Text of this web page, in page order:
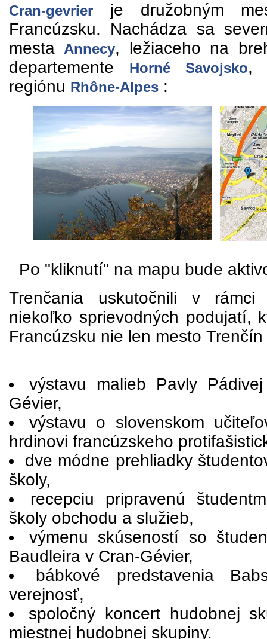
Cran-gevrier je družobným
Francúzsku. Nachádza sa
mesta Annecy, ležiaceho na
departemente
Horné Savojsko,
regiónu Rhône-Alpes :
Po "kliknutí" na mapu bude
Trenčania uskutočnili v rámci
niekoľko sprievodných podujatí,
Francúzsku nie len mesto
výstavu malieb Pavly
Gévier,
výstavu o slovenskom
hrdinovi francúzskeho
dve módne prehliadky
školy,
recepciu pripravenú
školy obchodu a služieb,
výmenu skúseností so
Baudleira v Cran-Gévier,
bábkové predstavenia
verejnosť,
spoločný koncert hudobnej
miestnej hudobnej skupiny.